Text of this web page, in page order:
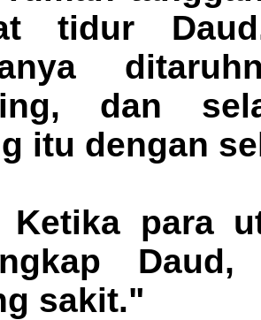
tidur
dan
itu dengan
Ketika para
sakit."